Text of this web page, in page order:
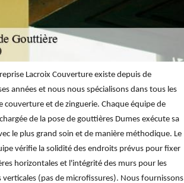
Lacroix Couverture existe depuis de
années et nous nous spécialisons dans tous les
couverture et de zinguerie. Chaque équipe de
de la pose de gouttières Dumes exécute sa
le plus grand soin et de manière méthodique. Le
vérifie la solidité des endroits prévus pour fixer
horizontales et l'intégrité des murs pour les
verticales (pas de microfissures). Nous fournissons